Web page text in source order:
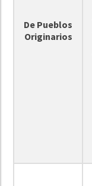
De Pueblos
Originarios